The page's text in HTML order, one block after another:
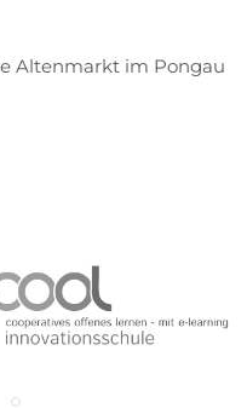
Altenmarkt im Pongau